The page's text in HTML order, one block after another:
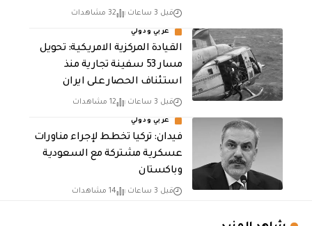
قبل 3 ساعات 32 مشاهدات
عربي ودولي
القيادة المركزية الامريكية: تحويل
مسار 53 سفينة تجارية منذ
استئناف الحصار على ايران
قبل 3 ساعات 12 مشاهدات
عربي ودولي
فيدان: تركيا تخطط لإجراء مناورات
عسكرية مشتركة مع السعودية
وباكستان
قبل 3 ساعات 14 مشاهدات